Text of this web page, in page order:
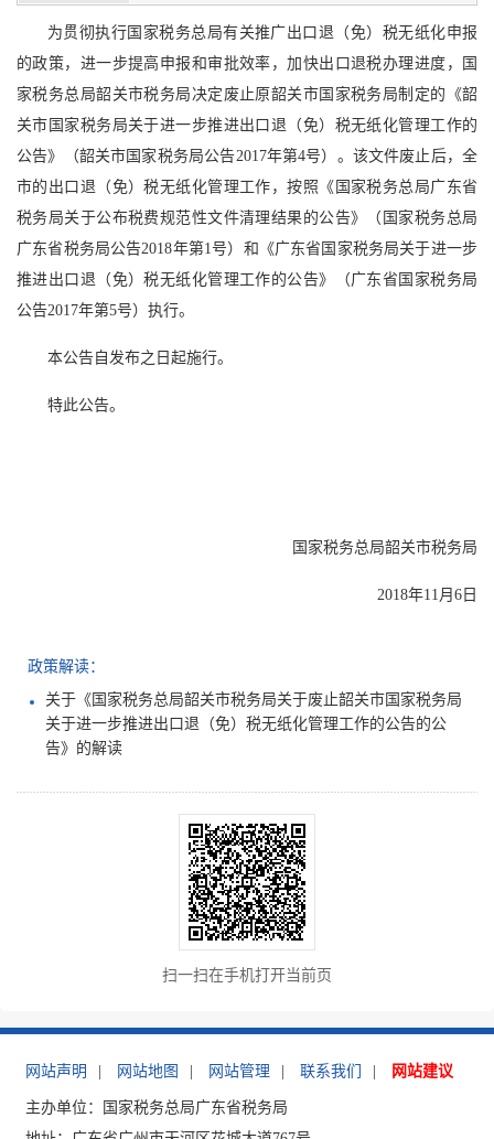
为贯彻执行国家税务总局有关推广出口退（免）税无纸化申报
的政策，进一步提高申报和审批效率，加快出口退税办理进度，国
家税务总局韶关市税务局决定废止原韶关市国家税务局制定的《韶
关市国家税务局关于进一步推进出口退（免）税无纸化管理工作的
公告》（韶关市国家税务局公告2017年第4号）。该文件废止后，全
市的出口退（免）税无纸化管理工作，按照《国家税务总局广东省
税务局关于公布税费规范性文件清理结果的公告》（国家税务总局
广东省税务局公告2018年第1号）和《广东省国家税务局关于进一步
推进出口退（免）税无纸化管理工作的公告》（广东省国家税务局
公告2017年第5号）执行。
本公告自发布之日起施行。
特此公告。
国家税务总局韶关市税务局
2018年11月6日
政策解读：
关于《国家税务总局韶关市税务局关于废止韶关市国家税务局
关于进一步推进出口退（免）税无纸化管理工作的公告的公
告》的解读
扫一扫在手机打开当前页
网站声明 网站地图 网站管理 联系我们 网站建议
主办单位：国家税务总局广东省税务局